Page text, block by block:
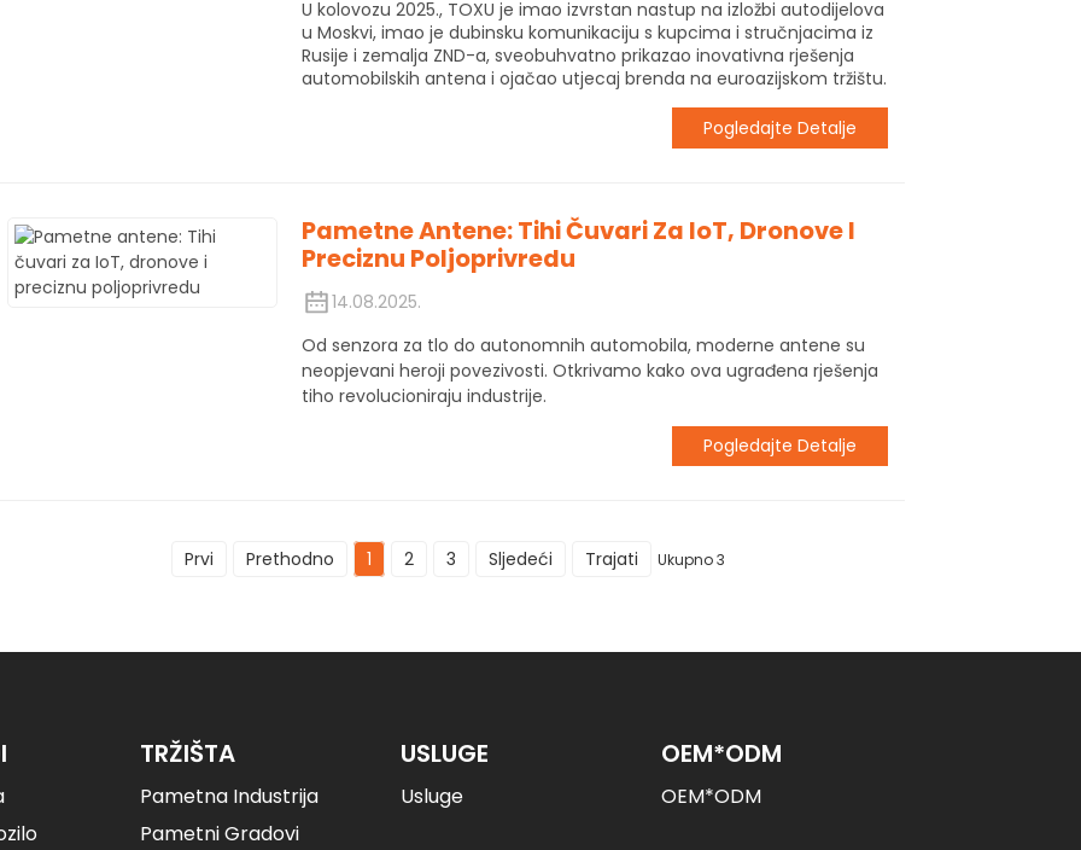
U kolovozu 2025., TOXU je imao izvrstan nastup na izložbi autodijelova
u Moskvi, imao je dubinsku komunikaciju s kupcima i stručnjacima iz
Rusije i zemalja ZND-a, sveobuhvatno prikazao inovativna rješenja
automobilskih antena i ojačao utjecaj brenda na euroazijskom tržištu.
Pogledajte Detalje
Pametne Antene: Tihi Čuvari Za IoT, Dronove I
Preciznu Poljoprivredu
14.08.2025.
Od senzora za tlo do autonomnih automobila, moderne antene su
neopjevani heroji povezivosti. Otkrivamo kako ova ugrađena rješenja
tiho revolucioniraju industrije.
Pogledajte Detalje
Prvi Prethodno 1 2 3 Sljedeći Trajati Ukupno 3
TRŽIŠTA
Pametna Industrija
Pametni Gradovi
USLUGE
Usluge
OEM*ODM
OEM*ODM